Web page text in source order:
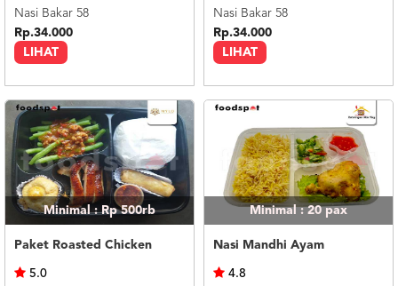
LIHAT
Nasi Bakar 58
Rp.34.000
LIHAT
Nasi Bakar 58
Rp.34.000
Minimal : Rp 500rb
Paket Roasted Chicken
5.0
Minimal : 20pax
Nasi Mandhi Ayam
4.8